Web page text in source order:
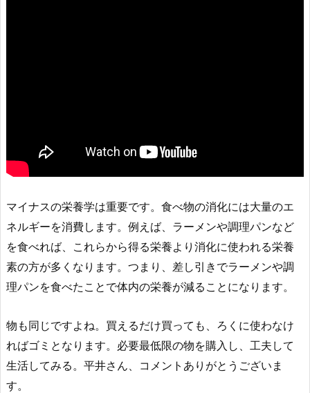
マイナスの栄養学は重要です。食べ物の消化には大量のエ
ネルギーを消費します。例えば、ラーメンや調理パンなど
を食べれば、これらから得る栄養より消化に使われる栄養
素の方が多くなります。つまり、差し引きでラーメンや調
理パンを食べたことで体内の栄養が減ることになります。
物も同じですよね。買えるだけ買っても、ろくに使わなけ
ればゴミとなります。必要最低限の物を購入し、工夫して
生活してみる。平井さん、コメントありがとうございま
す。